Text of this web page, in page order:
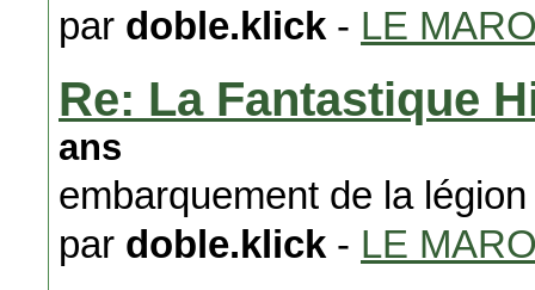
par doble.klick - LE
Re: La Fantastique
ans
embarquement de la légion
par doble.klick - LE